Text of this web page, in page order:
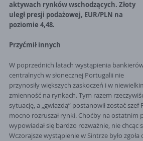
aktywach rynków wschodzących. Złoty
uległ presji podażowej, EUR/PLN na
poziomie 4,48.
Przyćmił innych
W poprzednich latach wystąpienia
centralnych w słonecznej Portugalii nie
przynosiły większych zaskoczeń i w
zmienność na rynkach. Tym razem
sytuację, a „gwiazdą” postanowił zostać szef
mocno rozruszał rynki. Choćby na ostatnim
wypowiadał się bardzo rozważnie, nie chcąc
Wczorajsze wystąpienie w Sintrze było zgoła